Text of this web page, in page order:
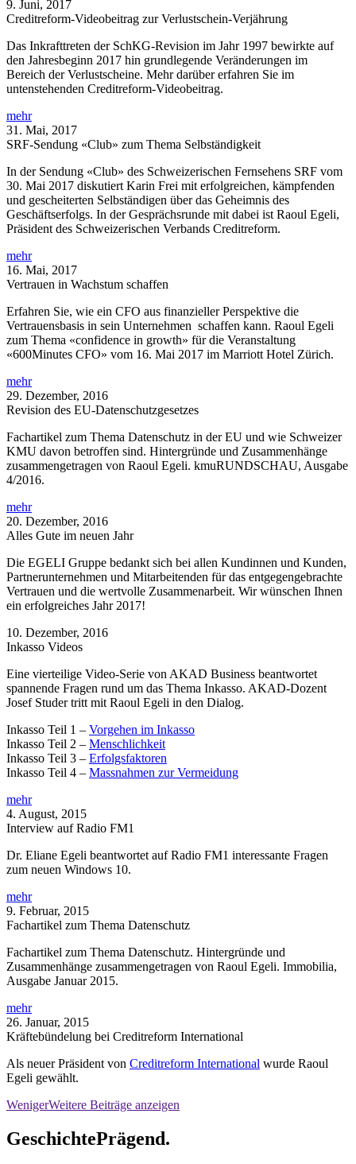
9. Juni, 2017
Creditreform-Videobeitrag zur Verlustschein-Verjährung
Das Inkrafttreten der SchKG-Revision im Jahr 1997 bewirkte auf
den Jahresbeginn 2017 hin grundlegende Veränderungen im
Bereich der Verlustscheine. Mehr darüber erfahren Sie im
untenstehenden Creditreform-Videobeitrag.
mehr
31. Mai, 2017
SRF-Sendung «Club» zum Thema Selbständigkeit
In der Sendung «Club» des Schweizerischen Fernsehens SRF vom
30. Mai 2017 diskutiert Karin Frei mit erfolgreichen, kämpfenden
und gescheiterten Selbständigen über das Geheimnis des
Geschäftserfolgs. In der Gesprächsrunde mit dabei ist Raoul Egeli,
Präsident des Schweizerischen Verbands Creditreform.
mehr
16. Mai, 2017
Vertrauen in Wachstum schaffen
Erfahren Sie, wie ein CFO aus finanzieller Perspektive die
Vertrauensbasis in sein Unternehmen schaffen kann. Raoul Egeli
zum Thema «confidence in growth» für die Veranstaltung
«600Minutes CFO» vom 16. Mai 2017 im Marriott Hotel Zürich.
mehr
29. Dezember, 2016
Revision des EU-Datenschutzgesetzes
Fachartikel zum Thema Datenschutz in der EU und wie Schweizer
KMU davon betroffen sind. Hintergründe und Zusammenhänge
zusammengetragen von Raoul Egeli. kmuRUNDSCHAU, Ausgabe
4/2016.
mehr
20. Dezember, 2016
Alles Gute im neuen Jahr
Die EGELI Gruppe bedankt sich bei allen Kundinnen und Kunden,
Partnerunternehmen und Mitarbeitenden für das entgegengebrachte
Vertrauen und die wertvolle Zusammenarbeit. Wir wünschen Ihnen
ein erfolgreiches Jahr 2017!
10. Dezember, 2016
Inkasso Videos
Eine vierteilige Video-Serie von AKAD Business beantwortet
spannende Fragen rund um das Thema Inkasso. AKAD-Dozent
Josef Studer tritt mit Raoul Egeli in den Dialog.
Inkasso Teil 1 – Vorgehen im Inkasso
Inkasso Teil 2 – Menschlichkeit
Inkasso Teil 3 – Erfolgsfaktoren
Inkasso Teil 4 – Massnahmen zur Vermeidung
mehr
4. August, 2015
Interview auf Radio FM1
Dr. Eliane Egeli beantwortet auf Radio FM1 interessante Fragen
zum neuen Windows 10.
mehr
9. Februar, 2015
Fachartikel zum Thema Datenschutz
Fachartikel zum Thema Datenschutz. Hintergründe und
Zusammenhänge zusammengetragen von Raoul Egeli. Immobilia,
Ausgabe Januar 2015.
mehr
26. Januar, 2015
Kräftebündelung bei Creditreform International
Als neuer Präsident von Creditreform International wurde Raoul
Egeli gewählt.
WenigerWeitere Beiträge anzeigen
GeschichtePrägend.